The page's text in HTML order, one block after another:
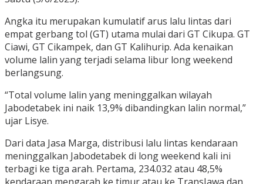
Angka itu merupakan kumulatif arus lalu lintas dari
empat gerbang tol (GT) utama mulai dari GT Cikupa. GT
Ciawi, GT Cikampek, dan GT Kalihurip. Ada kenaikan
volume lalin yang terjadi selama libur long weekend
berlangsung.
“Total volume lalin yang meninggalkan wilayah
Jabodetabek ini naik 13,9% dibandingkan lalin normal,”
ujar Lisye.
Dari data Jasa Marga, distribusi lalu lintas kendaraan
meninggalkan Jabodetabek di long weekend kali ini
terbagi ke tiga arah. Pertama, 234.032 atau 48,5%